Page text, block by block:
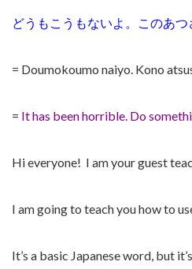
どうもこうもないよ。このあつ
= Doumokoumo naiyo. Kono
= It has been horrible. Do
Hi everyone! I am your guest
I am going to teach you how to
It’s a basic Japanese word, but